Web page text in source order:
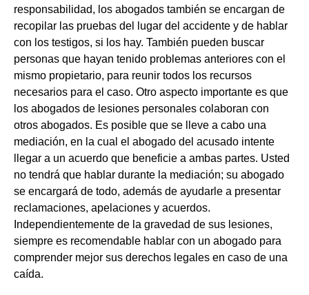
responsabilidad, los abogados también se encargan de
recopilar las pruebas del lugar del accidente y de hablar
con los testigos, si los hay. También pueden buscar
personas que hayan tenido problemas anteriores con el
mismo propietario, para reunir todos los recursos
necesarios para el caso. Otro aspecto importante es que
los abogados de lesiones personales colaboran con
otros abogados. Es posible que se lleve a cabo una
mediación, en la cual el abogado del acusado intente
llegar a un acuerdo que beneficie a ambas partes. Usted
no tendrá que hablar durante la mediación; su abogado
se encargará de todo, además de ayudarle a presentar
reclamaciones, apelaciones y acuerdos.
Independientemente de la gravedad de sus lesiones,
siempre es recomendable hablar con un abogado para
comprender mejor sus derechos legales en caso de una
caída.